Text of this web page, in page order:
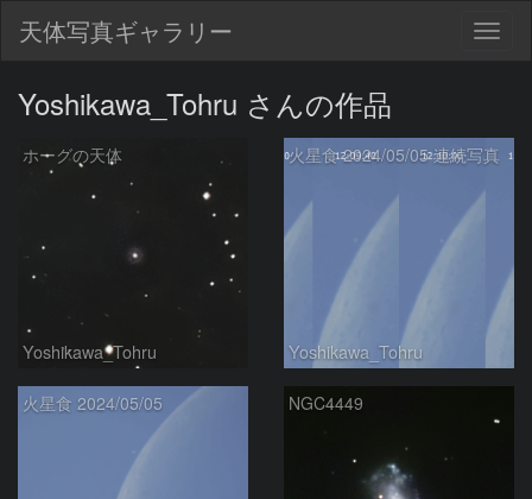
天体写真ギャラリー
Yoshikawa_Tohru さんの作品
ホーグの天体
Yoshikawa_Tohru
火星食 2024/05/05 連続写真
Yoshikawa_Tohru
火星食 2024/05/05 NGC4449